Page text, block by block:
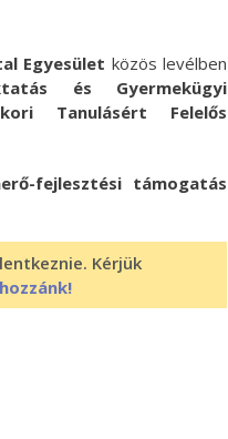
Egyesület közös levélben
és Gyermekügyi
Tanulásért Felelős
fejlesztési támogatás
Kérjük